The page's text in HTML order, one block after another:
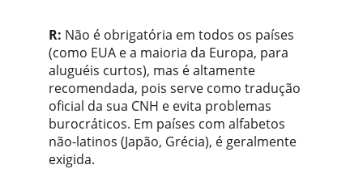
R: Não é obrigatória em todos os países
(como EUA e a maioria da Europa, para
aluguéis curtos), mas é altamente
recomendada, pois serve como tradução
oficial da sua CNH e evita problemas
burocráticos. Em países com alfabetos
não-latinos (Japão, Grécia), é geralmente
exigida.